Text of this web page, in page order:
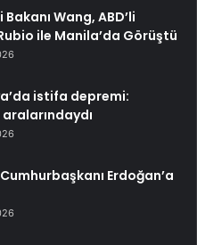
Bakanı Wang, ABD’li
ile Manila’da Görüştü
istifa depremi:
Erdoğan’a